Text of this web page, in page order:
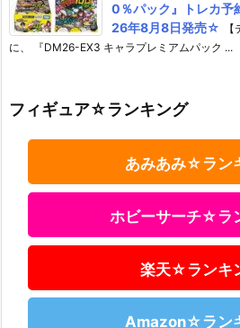
0％パック』トレカ予
26年8月8日発売☆
に、 『DM26-EX3 キャラプレミアムパック ...
フィギュア☆ランキング
あみあみ☆ラン
ホビーサーチ☆ラ
楽天☆ランキ
Amazon☆ラン